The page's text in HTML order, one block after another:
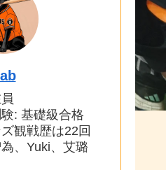
: 基礎級合格
観戦歴は22回
、Yuki、艾璐